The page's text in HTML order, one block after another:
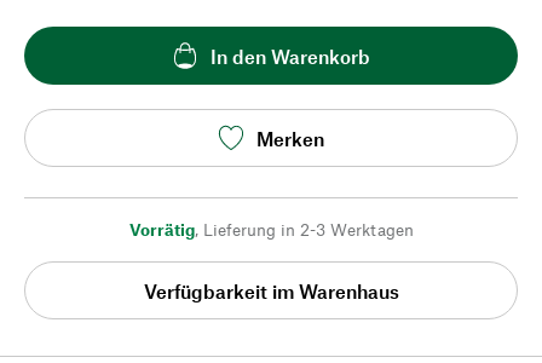
In den Warenkorb
Merken
Vorrätig, Lieferung in 2-3 Werktagen
Verfügbarkeit im Warenhaus